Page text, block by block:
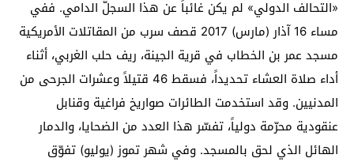
«التحالف الدولي» لم يكن غائباً عن هذا السجلّ الدامي. ففي
مساء 16 آذار (مارس) 2017 قصف سرب من المقاتلات الأمريكية
مسجد عمر بن الخطاب في قرية الجينة، ريف حلب الغربي، أثناء
أداء صلاة العشاء تحديداً، فسقط 46 قتيلاً وعشرات الجرحى من
المدنيين. وقد استخدمت الطائرات صواريخ فراغية وقنابل
عنقودية محرّمة دولياً، تفسّر هذا العدد من الضحايا، والدمار
الهائل الذي لحق بالمسجد. وفي شهر تموز (يوليو) تفوّق